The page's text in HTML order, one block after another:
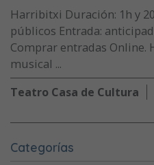
Harribitxi Duración: 1h y
públicos Entrada:
Comprar entradas
musical ...
Teatro Casa de Cultura
Categorías